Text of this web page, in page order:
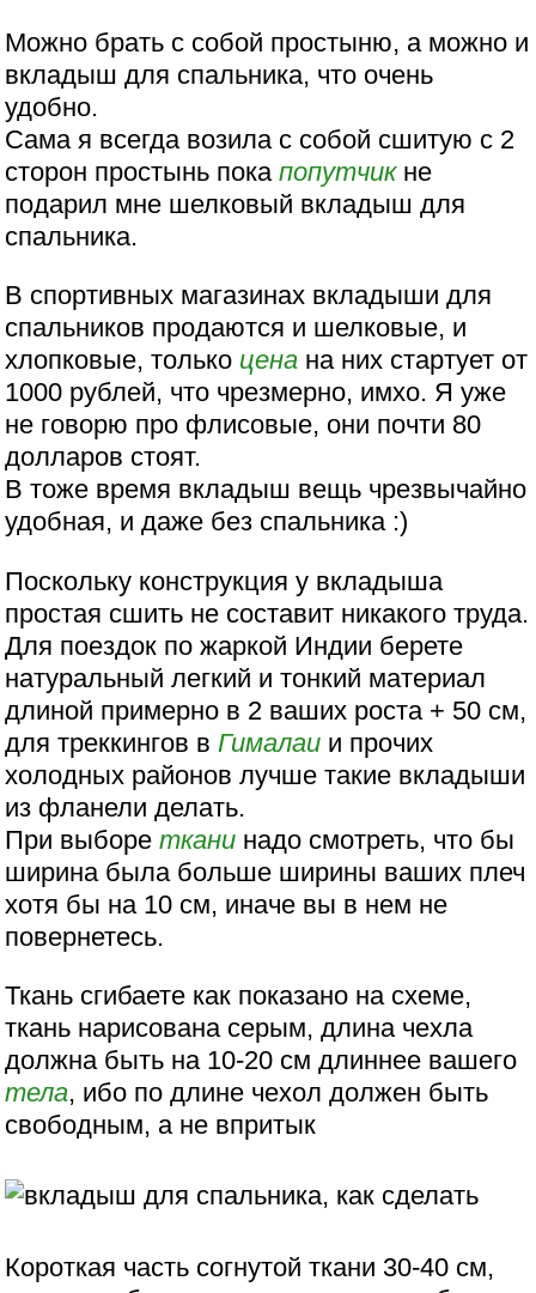
Можно брать с собой простыню, а можно и
вкладыш для спальника, что очень
удобно.
Сама я всегда возила с собой сшитую с 2
сторон простынь покапопутчикне
подарил мне шелковый вкладыш для
спальника.
В спортивных магазинах вкладыши для
спальников продаются и шелковые, и
хлопковые, только цена на них стартует от
1000 рублей, что чрезмерно, имхо. Я уже
не говорю про флисовые, они почти 80
долларов стоят.
В тоже время вкладыш вещь чрезвычайно
удобная, и даже без спальника :)
Поскольку конструкция у вкладыша
простая сшить не составит никакого труда.
Для поездок по жаркой Индии берете
натуральный легкий и тонкий материал
длиной примерно в 2 ваших роста + 50 см,
для треккингов в Гималаи и прочих
холодных районов лучше такие вкладыши
из фланели делать.
При выбореткани надо смотреть, что бы
ширина была больше ширины ваших плеч
хотя бы на 10 см, иначе вы в нем не
повернетесь.
Ткань сгибаете как показано на схеме,
ткань нарисована серым, длина чехла
должна быть на 10-20 см длиннее вашего
тела, ибо по длине чехол должен быть
свободным, а не впритык
Короткая часть согнутой ткани 30-40 см,